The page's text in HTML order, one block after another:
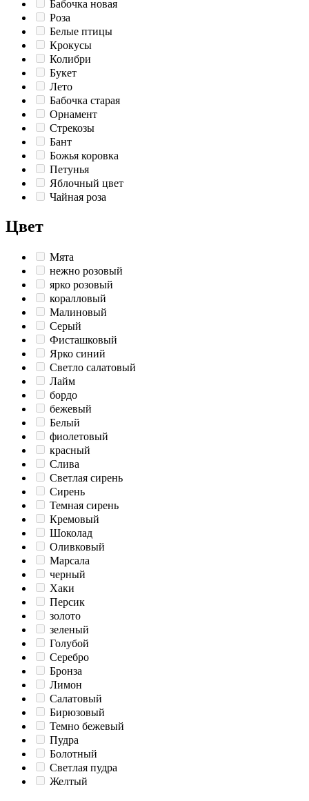
Бабочка новая
Роза
Белые птицы
Крокусы
Колибри
Букет
Лето
Бабочка старая
Орнамент
Стрекозы
Бант
Божья коровка
Петунья
Яблочный цвет
Чайная роза
Цвет
Мята
нежно розовый
ярко розовый
коралловый
Малиновый
Серый
Фисташковый
Ярко синий
Светло салатовый
Лайм
бордо
бежевый
Белый
фиолетовый
красный
Слива
Светлая сирень
Сирень
Темная сирень
Кремовый
Шоколад
Оливковый
Марсала
черный
Хаки
Персик
золото
зеленый
Голубой
Серебро
Бронза
Лимон
Салатовый
Бирюзовый
Темно бежевый
Пудра
Болотный
Светлая пудра
Желтый